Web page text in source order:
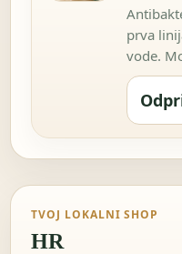
prva
vode.
TVOJ LOKALNI SHOP
HR